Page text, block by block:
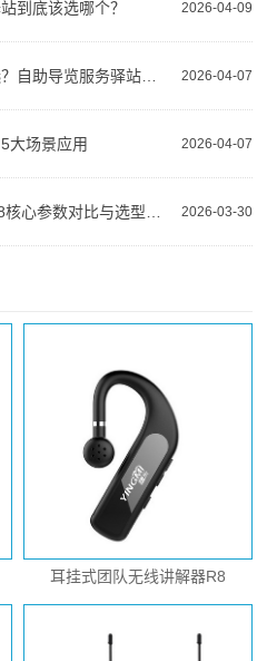
2026-04-09
到底该选哪个？
2026-04-07
景区博物馆共享讲解器怎么选？自助导览服务驿站部署全攻略（2026版）
2026-04-07
大场景应用
2026-03-30
无线讲解器哪款好？E8/K8/R8核心参数对比与选型指南
耳挂式团队无线讲解器R8